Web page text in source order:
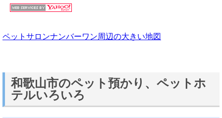
ペットサロンナンバーワン周辺の大きい地図
和歌山市のペット預かり、ペットホ
テルいろいろ